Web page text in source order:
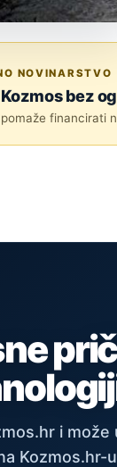
NOVINARSTVO
bez
financirati
i
Kozmos.hr-